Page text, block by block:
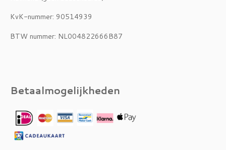
KvK-nummer: 90514939
BTW nummer: NL004822666B87
Betaalmogelijkheden